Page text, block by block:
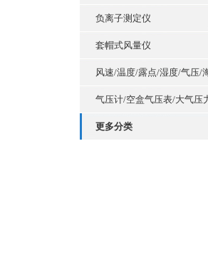
负离子测定仪
套帽式风量仪
风速/温度/露点/湿度/气压/
气压计/空盒气压表/大气压
更多分类